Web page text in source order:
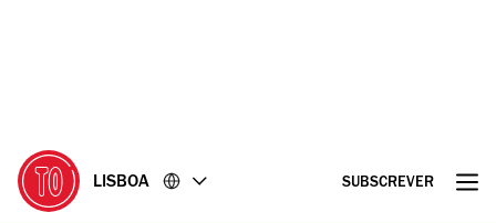
LISBOA SUBSCREVER